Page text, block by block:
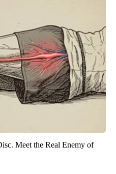
Meet the Real Enemy of